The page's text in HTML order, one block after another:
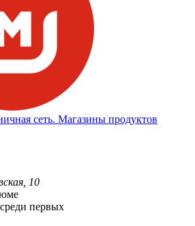
сеть. Магазины продуктов
10
первых